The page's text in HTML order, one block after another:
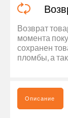
Возврат
момента
сохранен
пломбы, а
Описание